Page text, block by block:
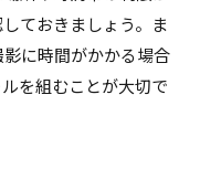
ておきましょう。ま
に時間がかかる場合
を組むことが大切で